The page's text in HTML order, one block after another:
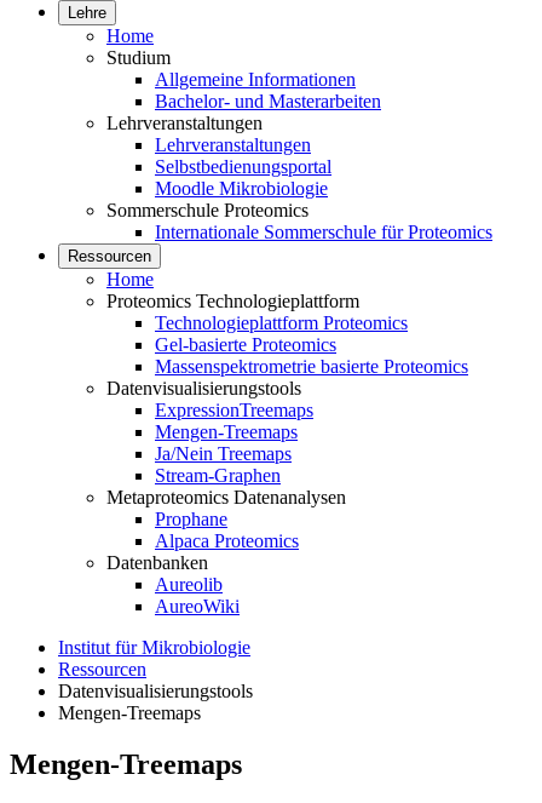
Lehre
Home
Studium
Allgemeine Informationen
Bachelor- und Masterarbeiten
Lehrveranstaltungen
Lehrveranstaltungen
Selbstbedienungsportal
Moodle Mikrobiologie
Sommerschule Proteomics
Internationale Sommerschule für Proteomics
Ressourcen
Home
Proteomics Technologieplattform
Technologieplattform Proteomics
Gel-basierte Proteomics
Massenspektrometrie basierte Proteomics
Datenvisualisierungstools
ExpressionTreemaps
Mengen-Treemaps
Ja/Nein Treemaps
Stream-Graphen
Metaproteomics Datenanalysen
Prophane
Alpaca Proteomics
Datenbanken
Aureolib
AureoWiki
Institut für Mikrobiologie
Ressourcen
Datenvisualisierungstools
Mengen-Treemaps
Mengen-Treemaps